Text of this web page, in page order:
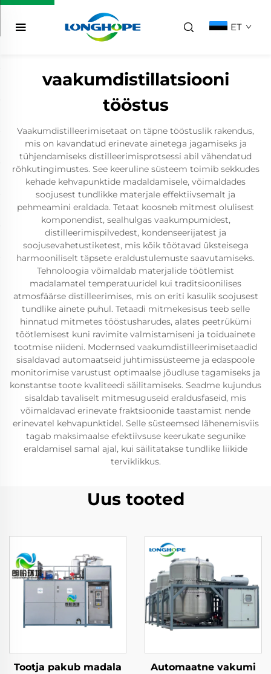
ET
vaakumdistillatsiooni
tööstus
Vaakumdistilleerimisetaat on täpne tööstuslik rakendus,
mis on kavandatud erinevate ainetega jagamiseks ja
tühjendamiseks distilleerimisprotsessi abil vähendatud
rõhkutingimustes. See keeruline süsteem toimib sekkudes
kehade kehvapunktide madaldamisele, võimaldades
soojusest tundlikke materjale effektiivsemalt ja
pehmeamini eraldada. Tetaat koosneb mitmest olulisest
komponendist, sealhulgas vaakumpumidest,
distilleerimispilvedest, kondenseerijatest ja
soojusevahetustiketest, mis kõik töötavad üksteisega
harmooniliselt täpsete eraldustulemuste saavutamiseks.
Tehnoloogia võimaldab materjalide töötlemist
madalamatel temperatuuridel kui traditsioonilises
atmosfäärse distilleerimises, mis on eriti kasulik soojusest
tundlike ainete puhul. Tetaadi mitmekesisus teeb selle
hinnatud mitmetes tööstusharudes, alates peetrükümi
töötlemisest kuni ravimite valmistamiseni ja toiduainete
tootmise niideni. Modernsed vaakumdistilleerimisetaadid
sisaldavad automaatseid juhtimissüsteeme ja edaspoole
monitorimise varustust optimaalse jõudluse tagamiseks ja
konstantse toote kvaliteedi säilitamiseks. Seadme kujundus
sisaldab tavaliselt mitmesuguseid eraldusfaseid, mis
võimaldavad erinevate fraktsioonide taastamist nende
erinevatel kehvapunktidel. Selle süsteemsed lähenemisviis
tagab maksimaalse efektiivsuse keerukate segunike
eraldamisel samal ajal, kui säilitatakse tundlike liikide
terviklikkus.
Uus tooted
Tootja pakub madala
Automaatne vakumi